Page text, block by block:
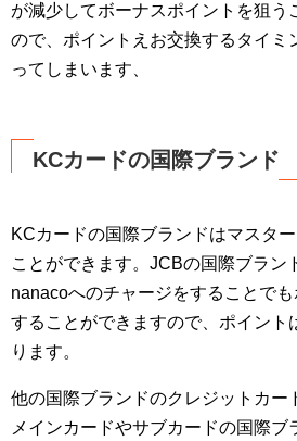
が減少してボーナスポイントを狙う
ので、ポイントえお交換するタイミ
ってしまいます、
KCカードの国際ブランド
KCカードの国際ブランドはマスタ
ことができます。JCBの国際ブラン
nanacoへのチャージをすることで
することができますので、ポイント
ります。
他の国際ブランドのクレジットカー
メインカードやサブカードの国際ブ